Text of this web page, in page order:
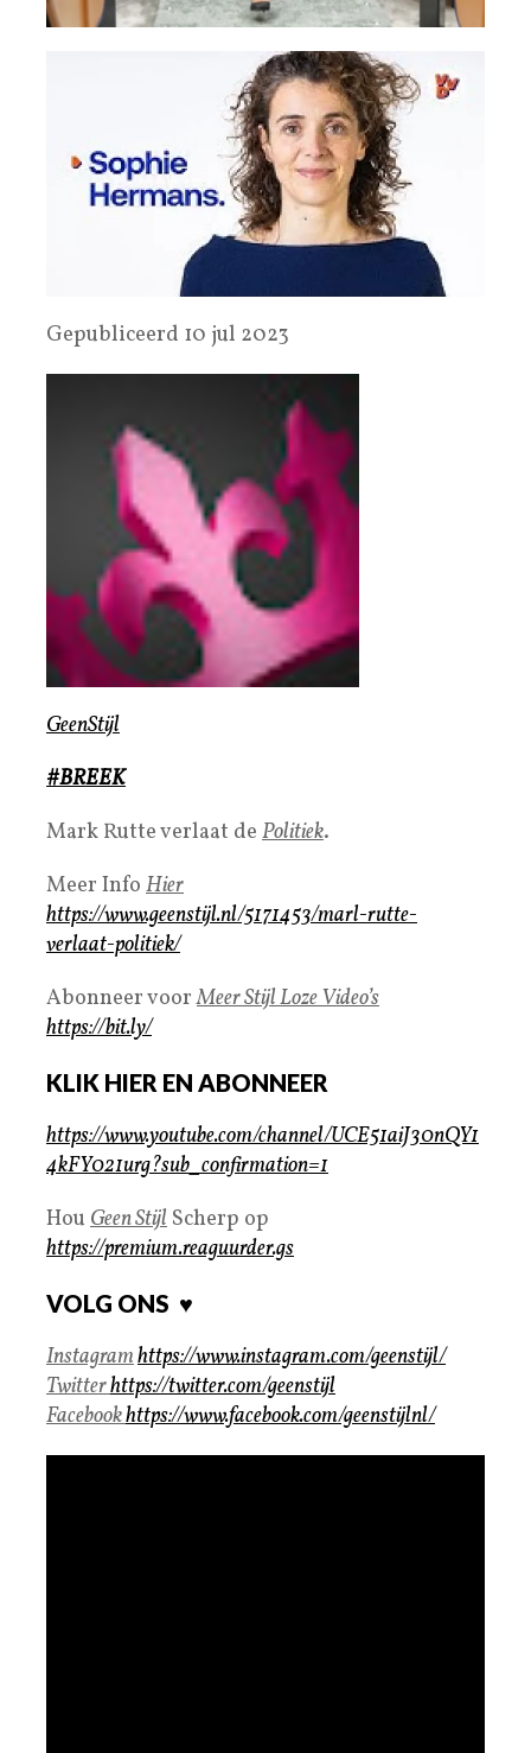
Gepubliceerd 10 jul 2023
GeenStijl
#BREEK
Mark Rutte verlaat de Politiek.
Meer Info Hier
https://www.geenstijl.nl/5171453/marl-rutte-
verlaat-politiek/
Abonneer voorMeer Stijl Loze Video’s
https://bit.ly/
KLIK HIER EN ABONNEER
https://www.youtube.com/channel/UCE51aiJ30nQY1
4kFY021urg?sub_confirmation=1
Hou Geen Stijl Scherp op
https://premium.reaguurder.gs
VOLG ONS ♥
Instagramhttps://www.instagram.com/geenstijl/
Twitterhttps://twitter.com/geenstijl
Facebookhttps://www.facebook.com/geenstijlnl/